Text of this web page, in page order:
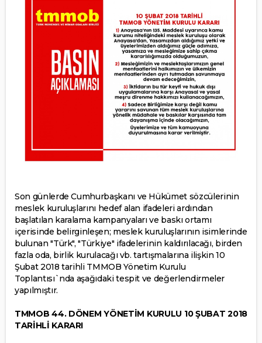
Son günlerde Cumhurbaşkanı ve Hükümet sözcülerinin
meslek kuruluşlarını hedef alan ifadeleri ardından
başlatılan karalama kampanyaları ve baskı ortamı
içerisinde belirginleşen; meslek kuruluşlarının isimlerinde
bulunan "Türk", "Türkiye" ifadelerinin kaldırılacağı, birden
fazla oda, birlik kurulacağı vb. tartışmalarına ilişkin 10
Şubat 2018 tarihli TMMOB Yönetim Kurulu
Toplantısı`nda aşağıdaki tespit ve değerlendirmeler
yapılmıştır.
TMMOB 44. DÖNEM YÖNETİM KURULU 10 ŞUBAT 2018
TARİHLİ KARARI